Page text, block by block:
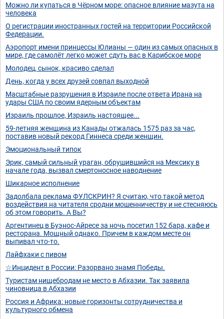
Можно ли купаться в Чёрном море: опасное влияние мазута на
человека
О регистрации иностранных гостей на территории Российской
Федерации.
Аэропорт имени принцессы Юлианы — один из самых опасных в
мире, где самолёт легко может сдуть вас в Карибское море
Молодец, сынок, красиво сделал
День, когда у всех друзей совпал выходной
Масштабные разрушения в Израиле после ответа Ирана на
удары США по своим ядерным объектам
Израиль прошлое, Израиль настоящее...
59-летняя женщина из Канады отжалась 1575 раз за час,
поставив новый рекорд Гиннеса среди женщин.
Эмоциональный типок
Эрик, самый сильный ураган, обрушившийся на Мексику в
начале года, вызвал смертоносное наводнение
Шикарное исполнение
Задолбала реклама ФУЛСКРИН? Я считаю, что такой метод
воздействия на читателя сродни мошенничеству и не стесняюсь
об этом говорить. А Вы?
Аргентинец в Буэнос-Айресе за ночь посетил 152 бара, кафе и
ресторана. Мощный однако. Причем в каждом месте он
выпивал что-то.
Лайфхаки с пивом
☆Инцидент в России: Разорвано знамя Победы.
Туристам нищебродам не место в Абхазии. Так заявила
чиновница в Абхазии
Россия и Африка: новые горизонты сотрудничества и
культурного обмена